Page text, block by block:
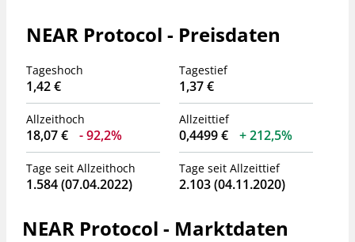
NEAR Protocol - Preisdaten
Tageshoch
1,42 €
Allzeithoch
18,07 € 92,2%
Tage seit Allzeithoch
1.584 (07.04.2022)
Tagestief
1,37 €
Allzeittief
0,4499 € 212,5%
Tage seit Allzeittief
2.103 (04.11.2020)
NEAR Protocol - Marktdaten